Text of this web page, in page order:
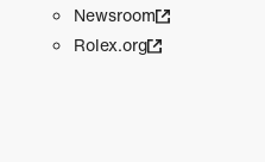
Newsroom
Rolex.org